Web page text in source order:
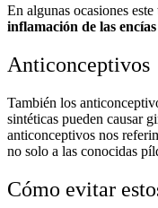
En algunas ocasiones
inflamación de las
Anticonceptivos
También los
sintéticas pueden causar
anticonceptivos nos
no solo a las conocidas
Cómo evitar